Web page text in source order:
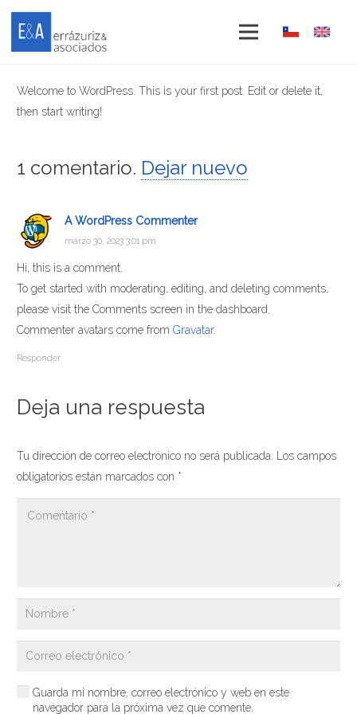
Welcome to WordPress. This is your first post. Edit or delete it,
then start writing!
1 comentario. Dejar nuevo
A WordPress Commenter
marzo 30, 2023 3:01 pm
Hi, this is a comment.
To get started with moderating, editing, and deleting comments,
please visit the Comments screen in the dashboard.
Commenter avatars come from Gravatar.
Responder
Deja una respuesta
Tu dirección de correo electrónico no será publicada.
Los campos
obligatorios están marcados con *
Guarda mi nombre, correo electrónico y web en este
navegador para la próxima vez que comente.